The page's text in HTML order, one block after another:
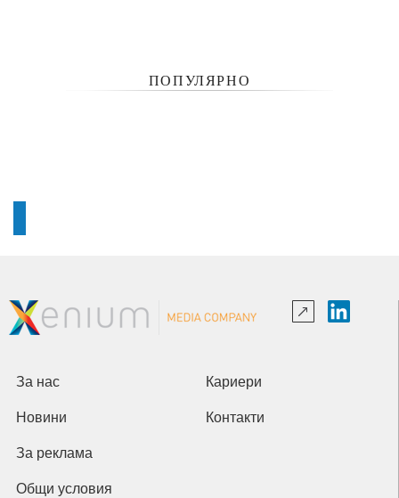
ПОПУЛЯРНО
За нас Кариери
Новини Контакти
За реклама
Общи условия